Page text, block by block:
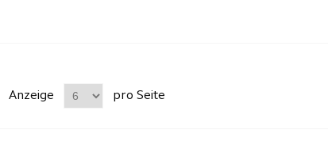
Anzeige pro Seite